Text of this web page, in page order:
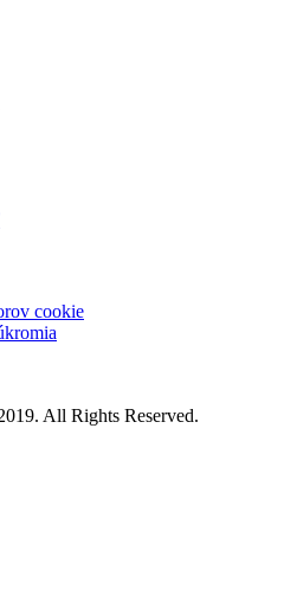
cookie
All Rights Reserved.